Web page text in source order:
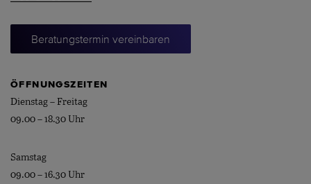
Beratungstermin vereinbaren
ÖFFNUNGSZEITEN
Dienstag – Freitag
09.00 – 18.30 Uhr
Samstag
09.00 – 16.30 Uhr